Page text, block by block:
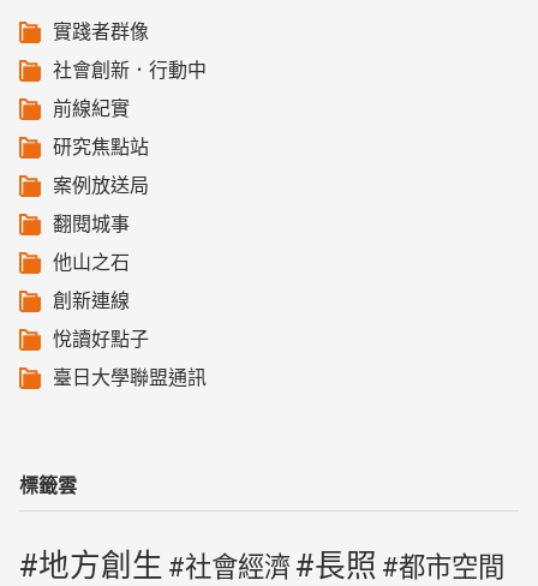
實踐者群像
社會創新．行動中
前線紀實
研究焦點站
案例放送局
翻閱城事
他山之石
創新連線
悅讀好點子
臺日大學聯盟通訊
標籤雲
地方創生 社會經濟 長照 都市空間